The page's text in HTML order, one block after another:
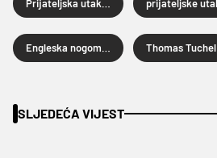
Thomas Tuchel
SLJEDEĆA VIJEST